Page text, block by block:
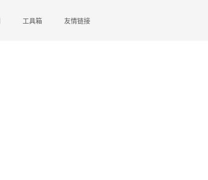
工具箱 友情链接